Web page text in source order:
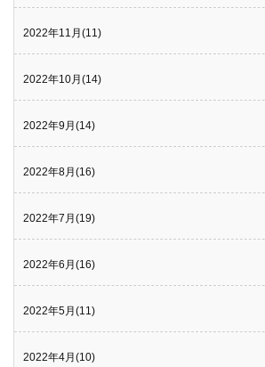
2022年11月(11)
2022年10月(14)
2022年9月(14)
2022年8月(16)
2022年7月(19)
2022年6月(16)
2022年5月(11)
2022年4月(10)